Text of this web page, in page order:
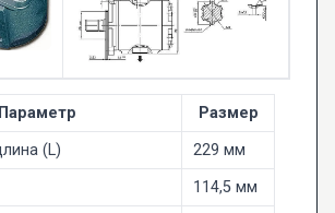
Параметр
Размер
(L)
229 мм
114,5 мм